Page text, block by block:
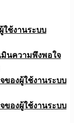
ใช้งานระบบ
มินความพึงพอใจ
ของผู้ใช้งานระบบ
ของผู้ใช้งานระบบ